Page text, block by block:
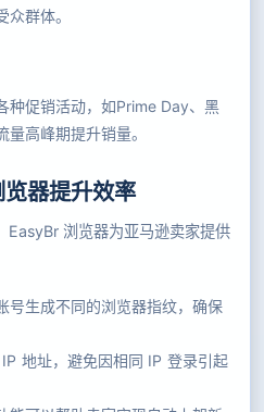
群体。
种促销活动，如Prime Day、黑
高峰期提升销量。
器提升效率
EasyBr 浏览器为亚马逊卖家提供
号生成不同的浏览器指纹，确保
地址，避免因相同 IP 登录引起